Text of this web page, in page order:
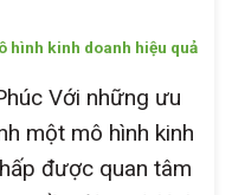
hình kinh doanh hiệu quả
Với những ưu
một mô hình kinh
được quan tâm